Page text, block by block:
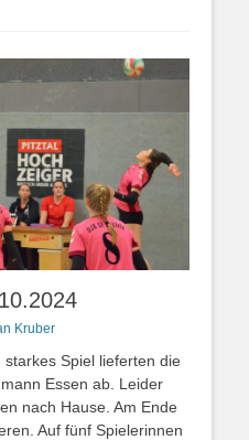
Kruber
Spiel lieferten die
Essen ab. Leider
nach Hause. Am Ende
Auf fünf Spielerinnen